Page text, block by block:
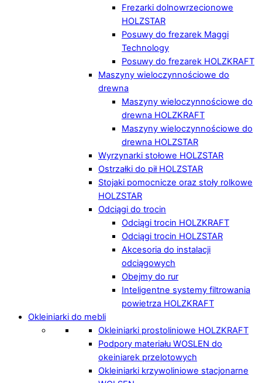
Frezarki dolnowrzecionowe
HOLZSTAR
Posuwy do frezarek Maggi
Technology
Posuwy do frezarek HOLZKRAFT
Maszyny wieloczynnościowe do
drewna
Maszyny wieloczynnościowe do
drewna HOLZKRAFT
Maszyny wieloczynnościowe do
drewna HOLZSTAR
Wyrzynarki stołowe HOLZSTAR
Ostrzałki do pił HOLZSTAR
Stojaki pomocnicze oraz stoły rolkowe
HOLZSTAR
Odciągi do trocin
Odciągi trocin HOLZKRAFT
Odciągi trocin HOLZSTAR
Akcesoria do instalacji
odciągowych
Obejmy do rur
Inteligentne systemy filtrowania
powietrza HOLZKRAFT
Okleiniarki do mebli
Okleiniarki prostoliniowe HOLZKRAFT
Podpory materiału WOSLEN do
okeiniarek przelotowych
Okleiniarki krzywoliniowe stacjonarne